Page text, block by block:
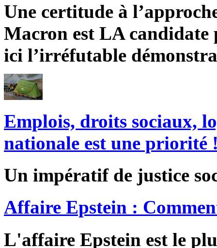
Une certitude à
Macron est LA candidate
ici l’irréfutable
Emplois, droits sociaux,
nationale est une priorité
Un impératif de justice
Affaire Epstein :
L'affaire Epstein est le